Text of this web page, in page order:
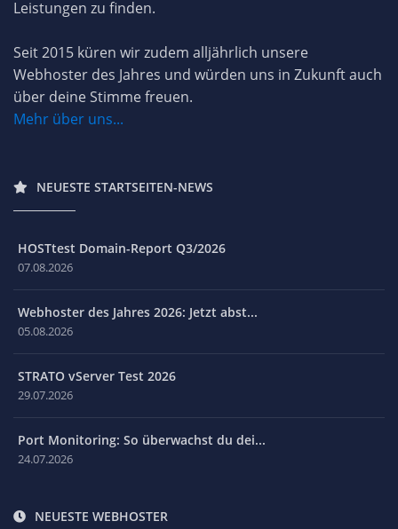
Leistungen zu finden.
Seit 2015 küren wir zudem alljährlich unsere
Webhoster des Jahres und würden uns in Zukunft auch
über deine Stimme freuen.
Mehr über uns...
NEUESTE STARTSEITEN-NEWS
HOSTtest Domain-Report Q3/2026
07.08.2026
Webhoster des Jahres 2026: Jetzt abst...
05.08.2026
STRATO vServer Test 2026
29.07.2026
Port Monitoring: So überwachst du dei...
24.07.2026
NEUESTE WEBHOSTER